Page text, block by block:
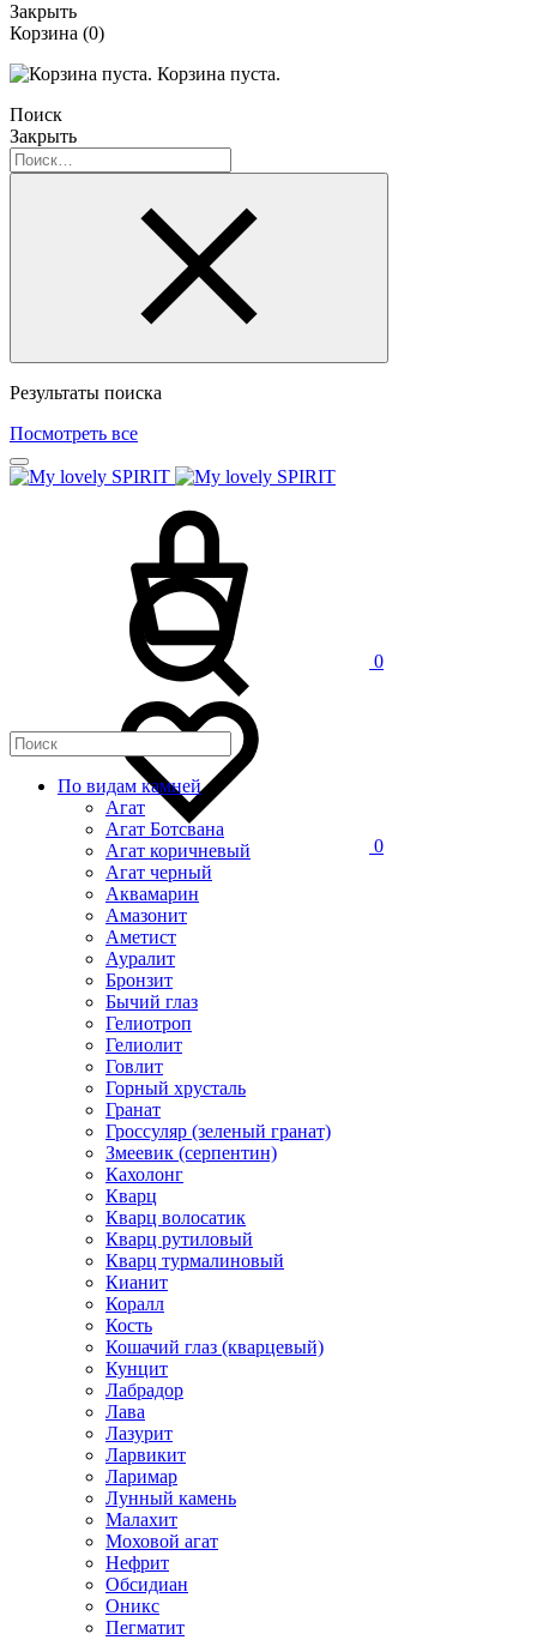
Закрыть
Корзина (0)
Корзина пуста.
Поиск
Закрыть
Результаты поиска
Посмотреть все
0
0
По видам камней
Агат
Агат Ботсвана
Агат коричневый
Агат черный
Аквамарин
Амазонит
Аметист
Ауралит
Бронзит
Бычий глаз
Гелиотроп
Гелиолит
Говлит
Горный хрусталь
Гранат
Гроссуляр (зеленый гранат)
Змеевик (серпентин)
Кахолонг
Кварц
Кварц волосатик
Кварц рутиловый
Кварц турмалиновый
Кианит
Коралл
Кость
Кошачий глаз (кварцевый)
Кунцит
Лабрадор
Лава
Лазурит
Ларвикит
Ларимар
Лунный камень
Малахит
Моховой агат
Нефрит
Обсидиан
Оникс
Пегматит